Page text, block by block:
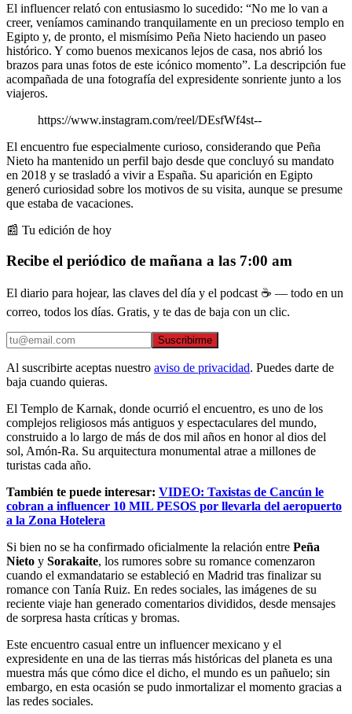
El influencer relató con entusiasmo lo sucedido: “No me lo van a
creer, veníamos caminando tranquilamente en un precioso templo en
Egipto y, de pronto, el mismísimo Peña Nieto haciendo un paseo
histórico. Y como buenos mexicanos lejos de casa, nos abrió los
brazos para unas fotos de este icónico momento”. La descripción fue
acompañada de una fotografía del expresidente sonriente junto a los
viajeros.
https://www.instagram.com/reel/DEsfWf4st--
El encuentro fue especialmente curioso, considerando que Peña
Nieto ha mantenido un perfil bajo desde que concluyó su mandato
en 2018 y se trasladó a vivir a España. Su aparición en Egipto
generó curiosidad sobre los motivos de su visita, aunque se presume
que estaba de vacaciones.
📰 Tu edición de hoy
Recibe el periódico de mañana a las 7:00 am
El diario para hojear, las claves del día y el podcast ☕ — todo en un
correo, todos los días. Gratis, y te das de baja con un clic.
Suscribirme
Al suscribirte aceptas nuestro aviso de privacidad. Puedes darte de
baja cuando quieras.
El Templo de Karnak, donde ocurrió el encuentro, es uno de los
complejos religiosos más antiguos y espectaculares del mundo,
construido a lo largo de más de dos mil años en honor al dios del
sol, Amón-Ra. Su arquitectura monumental atrae a millones de
turistas cada año.
También te puede interesar: VIDEO: Taxistas de Cancún le
cobran a influencer 10 MIL PESOS por llevarla del aeropuerto
a la Zona Hotelera
Si bien no se ha confirmado oficialmente la relación entre Peña
Nieto y Sorakaite, los rumores sobre su romance comenzaron
cuando el exmandatario se estableció en Madrid tras finalizar su
romance con Tanía Ruiz. En redes sociales, las imágenes de su
reciente viaje han generado comentarios divididos, desde mensajes
de sorpresa hasta críticas y bromas.
Este encuentro casual entre un influencer mexicano y el
expresidente en una de las tierras más históricas del planeta es una
muestra más que cómo dice el dicho, el mundo es un pañuelo; sin
embargo, en esta ocasión se pudo inmortalizar el momento gracias a
las redes sociales.